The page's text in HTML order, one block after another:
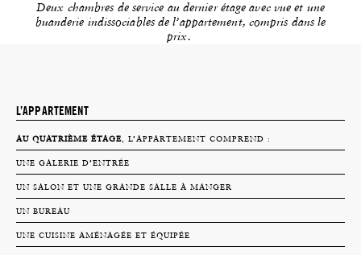
Deux chambres de service au dernier étage avec vue et une
buanderie indissociables de l’appartement, compris dans le
prix.
L’APPARTEMENT
AU QUATRIÈME ÉTAGE, L’APPARTEMENT COMPREND :
UNE GALERIE D’ENTRÉE
UN SALON ET UNE GRANDE SALLE À MANGER
UN BUREAU
UNE CUISINE AMÉNAGÉE ET ÉQUIPÉE